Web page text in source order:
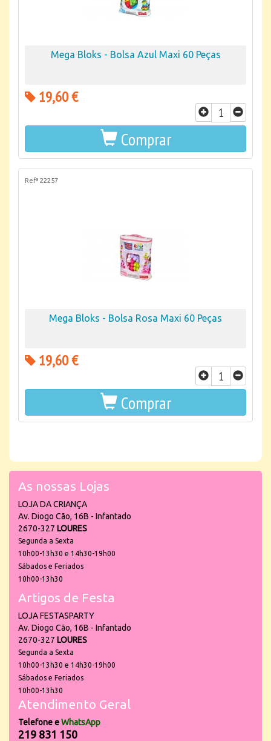
Mega Bloks - Bolsa Azul Maxi 60 Peças
19,60 €
Comprar
Refª 22257
Mega Bloks - Bolsa Rosa Maxi 60 Peças
19,60 €
Comprar
As nossas Lojas
LOJA DA CRIANÇA
Av. Diogo Cão, 16B - Infantado
2670-327 LOURES
Segunda a Sexta
10h00-13h30 e 14h30-19h00
Sábados e Feriados
10h00-13h30
Artigos de Festa
LOJA FESTASPARTY
Av. Diogo Cão, 16B - Infantado
2670-327 LOURES
Segunda a Sexta
10h00-13h30 e 14h30-19h00
Sábados e Feriados
10h00-13h30
Atendimento Geral
Telefone eWhatsApp
219 831 150